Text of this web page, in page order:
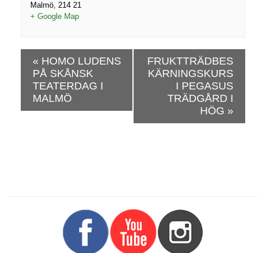
Malmö, 214 21
+ Google Map
e
« HOMO LUDENS
PÅ SKÅNSK
TEATERDAG I
MALMÖ
FRUKTTRÄDBES
KÄRNINGSKURS
I PEGASUS
TRÄDGÅRD I
HÖG »